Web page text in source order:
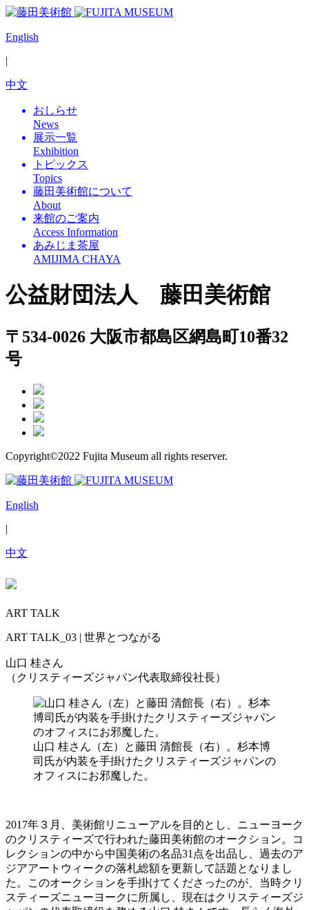
English
|
中文
おしらせ
News
展示一覧
Exhibition
トピックス
Topics
藤田美術館について
About
来館のご案内
Access Information
あみじま茶屋
AMIJIMA CHAYA
公益財団法人 藤田美術館
〒534-0026 大阪市都島区網島町10番32
号
Copyright©2022 Fujita Museum all rights reserver.
English
|
中文
ART TALK
ART TALK_03 | 世界とつながる
山口 桂さん
（クリスティーズジャパン代表取締役社長）
山口 桂さん（左）と藤田 清館長（右）。杉本博
司氏が内装を手掛けたクリスティーズジャパンの
オフィスにお邪魔した。
2017年３月、美術館リニューアルを目的とし、ニューヨーク
のクリスティーズで行われた藤田美術館のオークション。コ
レクションの中から中国美術の名品31点を出品し、過去のア
ジアアートウィークの落札総額を更新して話題となりまし
た。このオークションを手掛けてくださったのが、当時クリ
スティーズニューヨークに所属し、現在はクリスティーズジ